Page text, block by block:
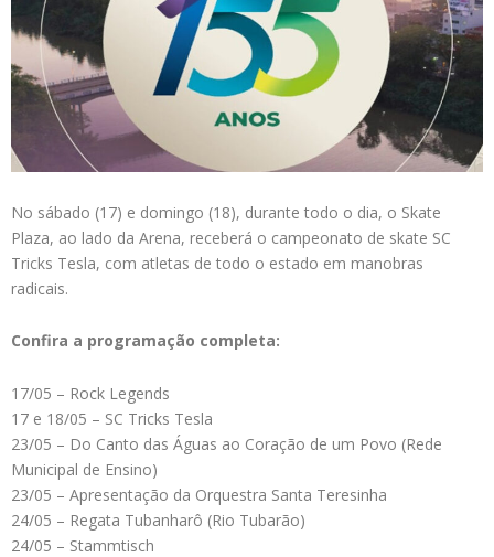
No sábado (17) e domingo (18), durante todo o dia, o Skate
Plaza, ao lado da Arena, receberá o campeonato de skate SC
Tricks Tesla, com atletas de todo o estado em manobras
radicais.
Confira a programação completa:
17/05 – Rock Legends
17 e 18/05 – SC Tricks Tesla
23/05 – Do Canto das Águas ao Coração de um Povo (Rede
Municipal de Ensino)
23/05 – Apresentação da Orquestra Santa Teresinha
24/05 – Regata Tubanharô (Rio Tubarão)
24/05 – Stammtisch